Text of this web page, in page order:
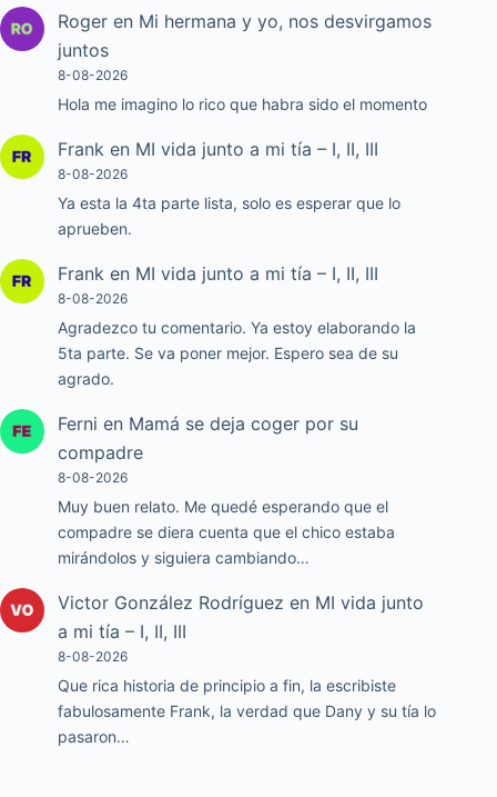
Roger en Mi hermana y yo, nos desvirgamos
juntos
8-08-2026
Hola me imagino lo rico que habra sido el momento
Frank en MI vida junto a mi tía – I, II, III
8-08-2026
Ya esta la 4ta parte lista, solo es esperar que lo
aprueben.
Frank en MI vida junto a mi tía – I, II, III
8-08-2026
Agradezco tu comentario. Ya estoy elaborando la
5ta parte. Se va poner mejor. Espero sea de su
agrado.
Ferni en Mamá se deja coger por su
compadre
8-08-2026
Muy buen relato. Me quedé esperando que el
compadre se diera cuenta que el chico estaba
mirándolos y siguiera cambiando…
Victor González Rodríguez en MI vida junto
a mi tía – I, II, III
8-08-2026
Que rica historia de principio a fin, la escribiste
fabulosamente Frank, la verdad que Dany y su tía lo
pasaron…